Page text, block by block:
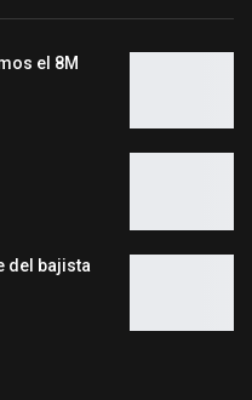
el 8M
del bajista